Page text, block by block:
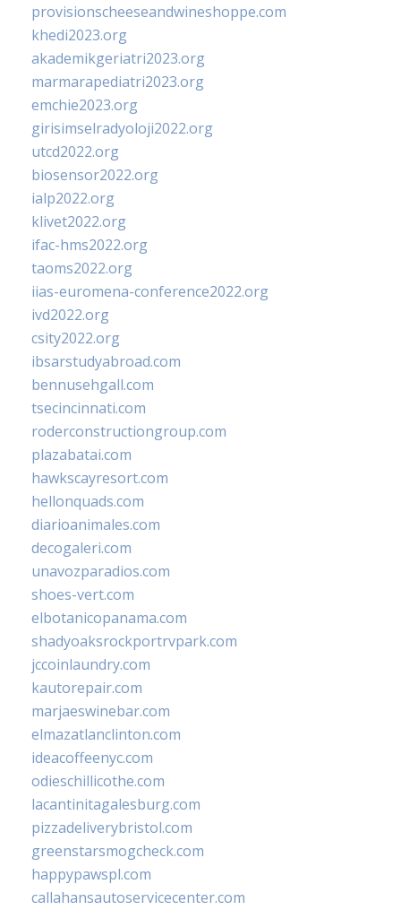
provisionscheeseandwineshoppe.com
khedi2023.org
akademikgeriatri2023.org
marmarapediatri2023.org
emchie2023.org
girisimselradyoloji2022.org
utcd2022.org
biosensor2022.org
ialp2022.org
klivet2022.org
ifac-hms2022.org
taoms2022.org
iias-euromena-conference2022.org
ivd2022.org
csity2022.org
ibsarstudyabroad.com
bennusehgall.com
tsecincinnati.com
roderconstructiongroup.com
plazabatai.com
hawkscayresort.com
hellonquads.com
diarioanimales.com
decogaleri.com
unavozparadios.com
shoes-vert.com
elbotanicopanama.com
shadyoaksrockportrvpark.com
jccoinlaundry.com
kautorepair.com
marjaeswinebar.com
elmazatlanclinton.com
ideacoffeenyc.com
odieschillicothe.com
lacantinitagalesburg.com
pizzadeliverybristol.com
greenstarsmogcheck.com
happypawspl.com
callahansautoservicecenter.com